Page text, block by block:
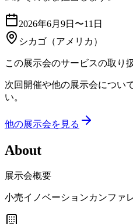
2026年6月9日〜11日
シカゴ （アメリカ）
この展示会のサービスの取り
次回開催や他の展示会につい
い。
他の展示会を見る
About
展示会概要
小売イノベーションカンファ